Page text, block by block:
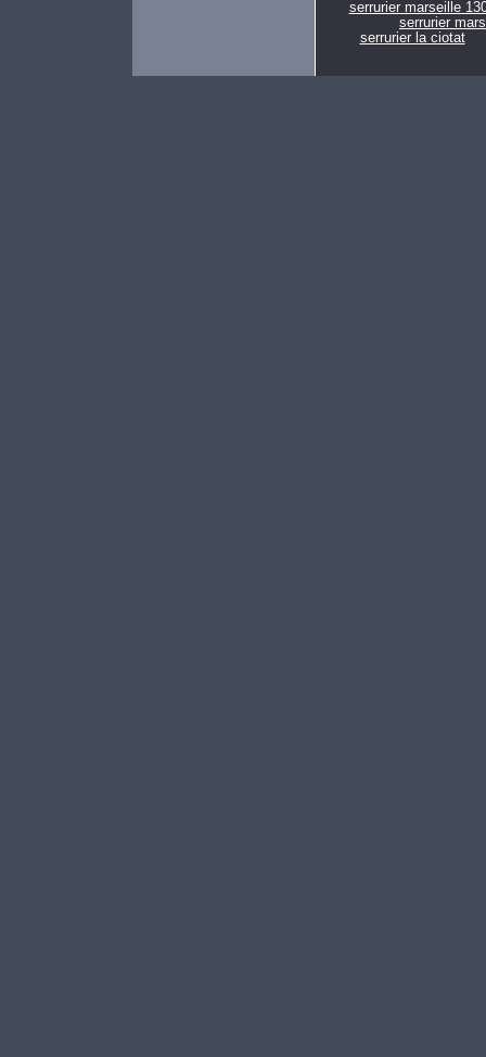
serrurier marseille
serrurier
serrurier la ciotat